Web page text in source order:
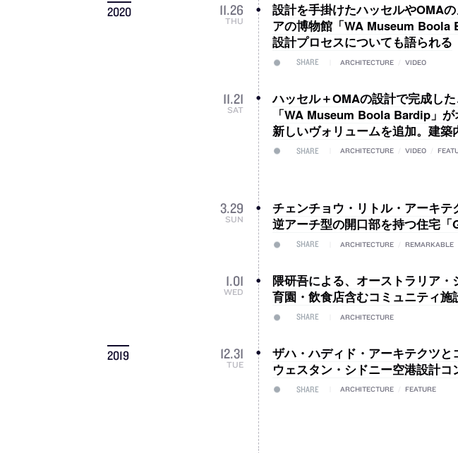
2020 11.26
THU
設計を手掛けたハッセルやOMA
アの博物館「WA Museum Boola
設計プロセスについても語られる
SHARE ARCHITECTURE VIDEO
11.21
SAT
ハッセル＋OMAの設計で完成し
「WA Museum Boola Bardip」
新しいヴォリュームを追加。建
SHARE ARCHITECTURE VIDEO
3.29
SUN
チェンチョウ・リトル・アーキテ
逆アーチ型の開口部を持つ住宅
SHARE ARCHITECTURE REMARKABLE
1.01
WED
隈研吾による、オーストラリア
育園・飲食店含むコミュニティ
SHARE ARCHITECTURE
2019 12.31
TUE
ザハ・ハディド・アーキテクツ
ウェスタン・シドニー空港設計コ
SHARE ARCHITECTURE FEATURE